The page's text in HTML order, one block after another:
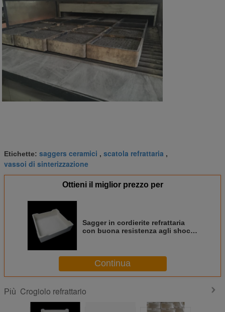
Etichette: saggers ceramici , scatola refrattaria ,
vassoi di sinterizzazione
Ottieni il miglior prezzo per
Sagger in cordierite refrattaria
con buona resistenza agli shock
Continua
Più Crogiolo refrattario